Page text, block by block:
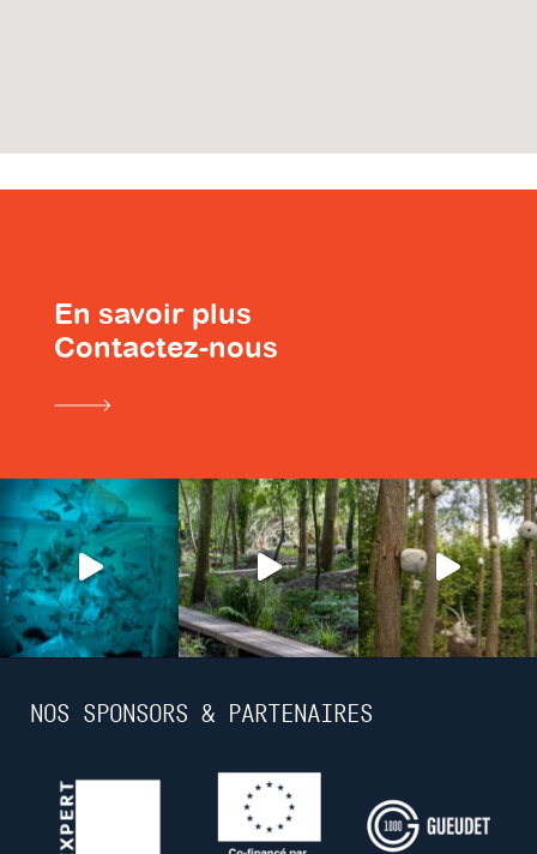
En savoir plus
Contactez-nous
NOS SPONSORS & PARTENAIRES